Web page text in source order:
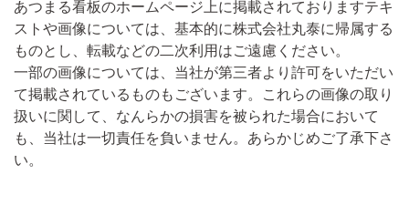
あつまる看板のホームページ上に掲載されておりますテキ
ストや画像については、基本的に株式会社丸泰に帰属する
ものとし、転載などの二次利用はご遠慮ください。
一部の画像については、当社が第三者より許可をいただい
て掲載されているものもございます。これらの画像の取り
扱いに関して、なんらかの損害を被られた場合において
も、当社は一切責任を負いません。あらかじめご了承下さ
い。